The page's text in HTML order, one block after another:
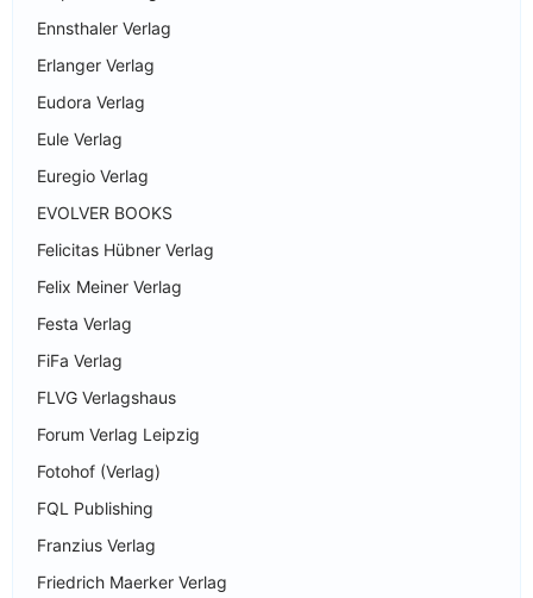
Ennsthaler Verlag
Erlanger Verlag
Eudora Verlag
Eule Verlag
Euregio Verlag
EVOLVER BOOKS
Felicitas Hübner Verlag
Felix Meiner Verlag
Festa Verlag
FiFa Verlag
FLVG Verlagshaus
Forum Verlag Leipzig
Fotohof (Verlag)
FQL Publishing
Franzius Verlag
Friedrich Maerker Verlag